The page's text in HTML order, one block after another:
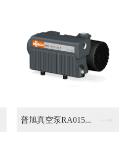
气滤芯 双级泵排